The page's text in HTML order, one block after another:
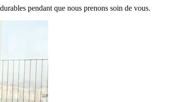
pendant que nous prenons soin de vous.